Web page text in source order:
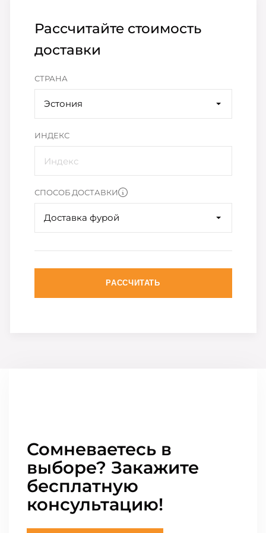
Рассчитайте стоимость
доставки
СТРАНА
Эстония
ИНДЕКС
СПОСОБ ДОСТАВКИ
Доставка фурой
РАССЧИТАТЬ
Сомневаетесь в
выборе? Закажите
бесплатную
консультацию!